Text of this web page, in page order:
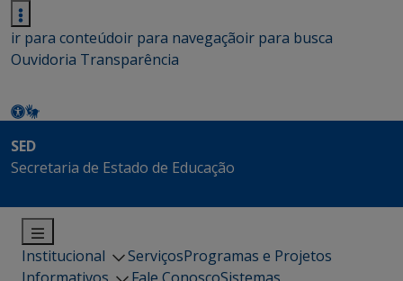
ir para conteúdoir para navegaçãoir para busca
Ouvidoria Transparência
SED
Secretaria de Estado de Educação
Institucional ServiçosProgramas e Projetos